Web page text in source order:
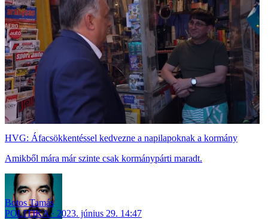
HVG: Áfacsökkentéssel kedvezne a napilapoknak a kormány
Amikből mára már szinte csak kormánypárti maradt.
Botos Tamás
POLITIKA
2023. június 29. 14:47